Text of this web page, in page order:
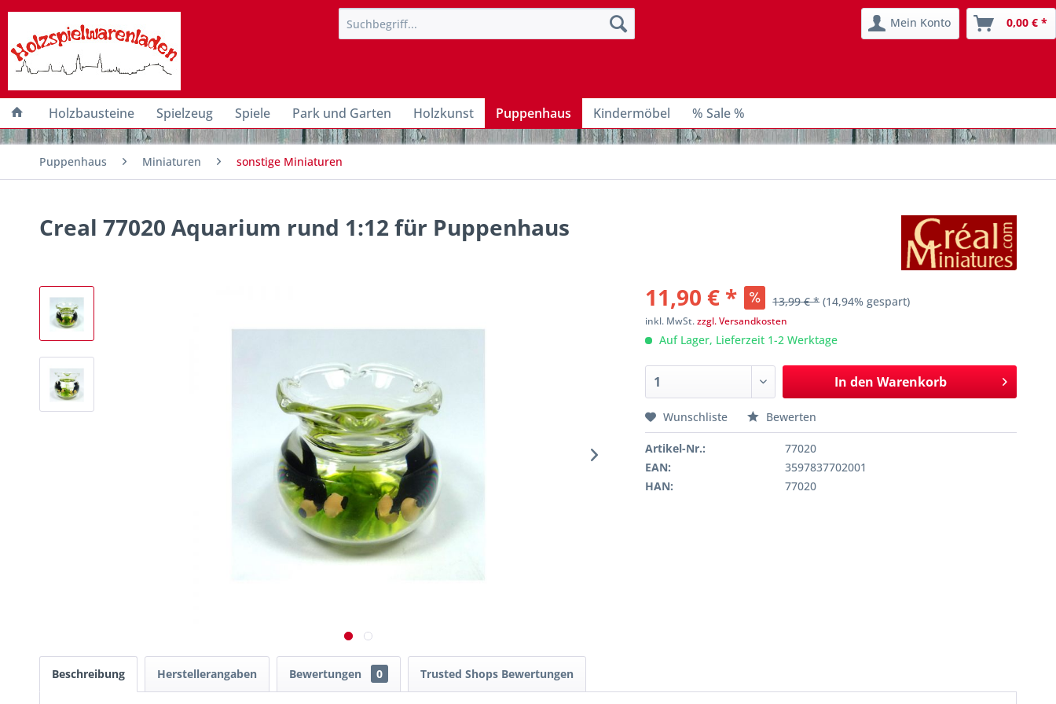
Mein Konto 0,00 € *
Holzbausteine Spielzeug Spiele Park und Garten Holzkunst Puppenhaus Kindermöbel % Sale %
Puppenhaus Miniaturen sonstige Miniaturen
Creal 77020 Aquarium rund 1:12 für Puppenhaus
11,90 € * 13,99 € * (14,94% gespart)
inkl. MwSt.zzgl. Versandkosten
Auf Lager, Lieferzeit 1-2 Werktage
In den Warenkorb
Wunschliste Bewerten
Artikel-Nr.:
77020
EAN:
3597837702001
HAN:
77020
Beschreibung Herstellerangaben Bewertungen 0 Trusted Shops Bewertungen